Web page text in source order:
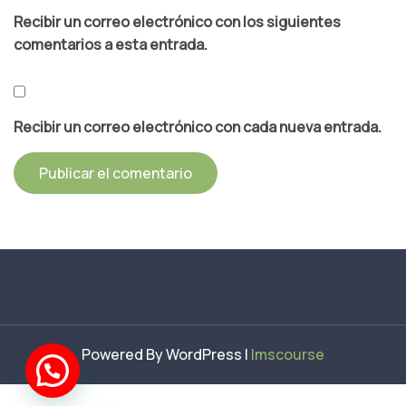
Recibir un correo electrónico con los siguientes
comentarios a esta entrada.
Recibir un correo electrónico con cada nueva entrada.
Powered By WordPress | lmscourse